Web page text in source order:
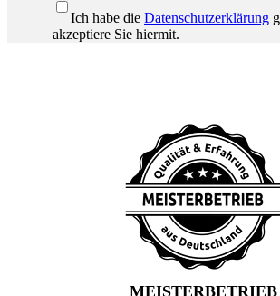
Ich habe die Datenschutzerklärung
akzeptiere Sie hiermit.
MEISTERBETRIEB